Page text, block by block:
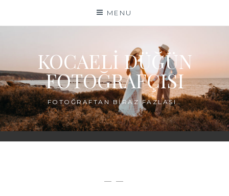
MENU
KOCAELI DÜĞÜN
FOTOĞRAFÇISI
FOTOĞRAFTAN BIRAZ FAZLASI…
— —